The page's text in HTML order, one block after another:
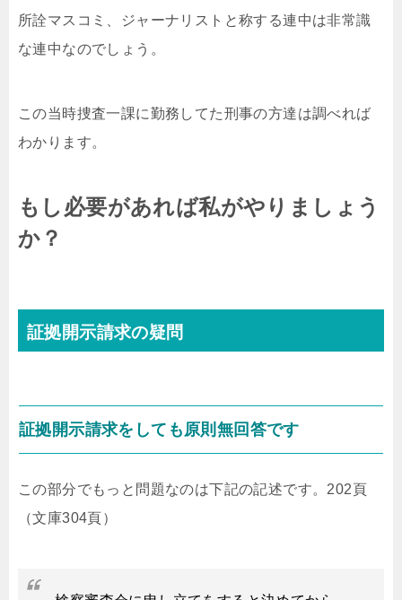
所詮マスコミ、ジャーナリストと称する連中は非常識
な連中なのでしょう。
この当時捜査一課に勤務してた刑事の方達は調べれば
わかります。
もし必要があれば私がやりましょう
か？
証拠開示請求の疑問
証拠開示請求をしても原則無回答です
この部分でもっと問題なのは下記の記述です。202頁
（文庫304頁）